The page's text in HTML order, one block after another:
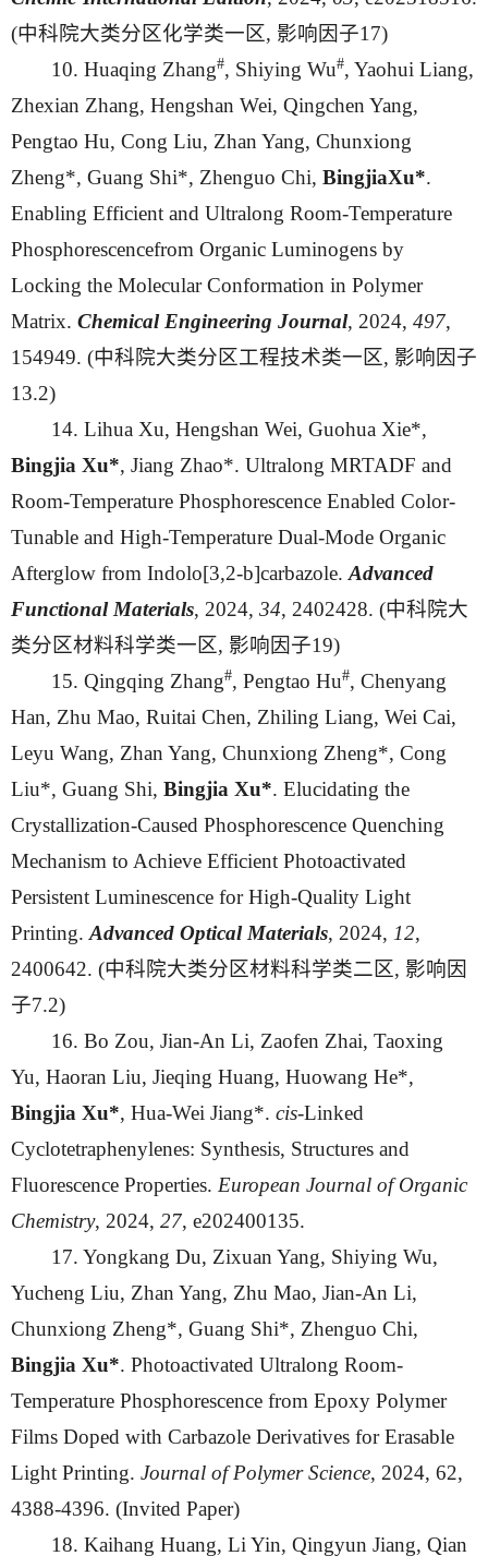
(中科院大类分区化学类一区, 影响因子17)
10. Huaqing Zhang#, Shiying Wu#, Yaohui Liang,
Zhexian Zhang, Hengshan Wei, Qingchen Yang,
Pengtao Hu, Cong Liu, Zhan Yang, Chunxiong
Zheng*, Guang Shi*, Zhenguo Chi, BingjiaXu*.
Enabling Efficient and Ultralong Room-Temperature
Phosphorescencefrom Organic Luminogens by
Locking the Molecular Conformation in Polymer
Matrix. Chemical Engineering Journal, 2024, 497,
154949. (中科院大类分区工程技术类一区, 影响因子
13.2)
14. Lihua Xu, Hengshan Wei, Guohua Xie*,
Bingjia Xu*, Jiang Zhao*. Ultralong MRTADF and
Room-Temperature Phosphorescence Enabled Color-
Tunable and High-Temperature Dual-Mode Organic
Afterglow from Indolo[3,2-b]carbazole. Advanced
Functional Materials, 2024, 34, 2402428. (中科院大
类分区材料科学类一区, 影响因子19)
15. Qingqing Zhang#, Pengtao Hu#, Chenyang
Han, Zhu Mao, Ruitai Chen, Zhiling Liang, Wei Cai,
Leyu Wang, Zhan Yang, Chunxiong Zheng*, Cong
Liu*, Guang Shi, Bingjia Xu*. Elucidating the
Crystallization-Caused Phosphorescence Quenching
Mechanism to Achieve Efficient Photoactivated
Persistent Luminescence for High-Quality Light
Printing. Advanced Optical Materials, 2024, 12,
2400642. (中科院大类分区材料科学类二区, 影响因
子7.2)
16. Bo Zou, Jian-An Li, Zaofen Zhai, Taoxing
Yu, Haoran Liu, Jieqing Huang, Huowang He*,
Bingjia Xu*, Hua-Wei Jiang*. cis-Linked
Cyclotetraphenylenes: Synthesis, Structures and
Fluorescence Properties. European Journal of Organic
Chemistry, 2024, 27, e202400135.
17. Yongkang Du, Zixuan Yang, Shiying Wu,
Yucheng Liu, Zhan Yang, Zhu Mao, Jian-An Li,
Chunxiong Zheng*, Guang Shi*, Zhenguo Chi,
Bingjia Xu*. Photoactivated Ultralong Room-
Temperature Phosphorescence from Epoxy Polymer
Films Doped with Carbazole Derivatives for Erasable
Light Printing. Journal of Polymer Science, 2024, 62,
4388-4396. (Invited Paper)
18. Kaihang Huang, Li Yin, Qingyun Jiang, Qian